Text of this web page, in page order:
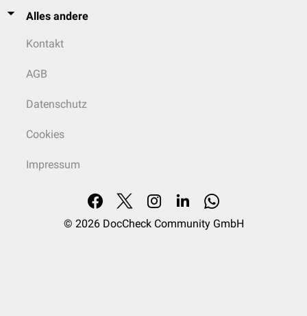
Alles andere
Kontakt
AGB
Datenschutz
Cookies
Impressum
© 2026 DocCheck Community GmbH